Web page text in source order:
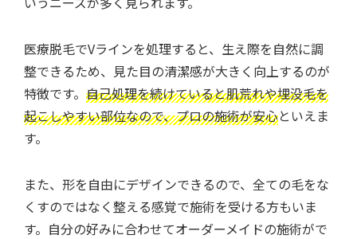
医療脱毛でVラインを処理すると、生え際を自然に調
整できるため、見た目の清潔感が大きく向上するのが
特徴です。 自己処理を続けていると肌荒れや埋没毛を
起こしやすい部位なので、プロの施術が安心といえま
す。
また、形を自由にデザインできるので、全ての毛をな
くすのではなく整える感覚で施術を受ける方もいま
す。自分の好みに合わせてオーダーメイドの施術がで